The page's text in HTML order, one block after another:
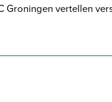
Groningen vertellen